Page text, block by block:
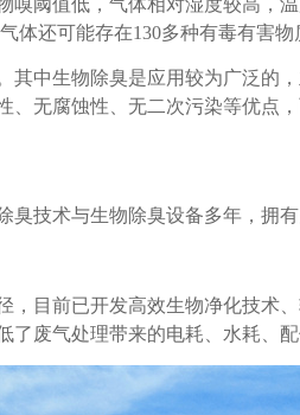
体还可能存在130多种有毒有害
中生物除臭是应用较为广泛的
无腐蚀性、无二次污染等优点
技术与生物除臭设备多年，拥
目前已开发高效生物净化技术
废气处理带来的电耗、水耗、配